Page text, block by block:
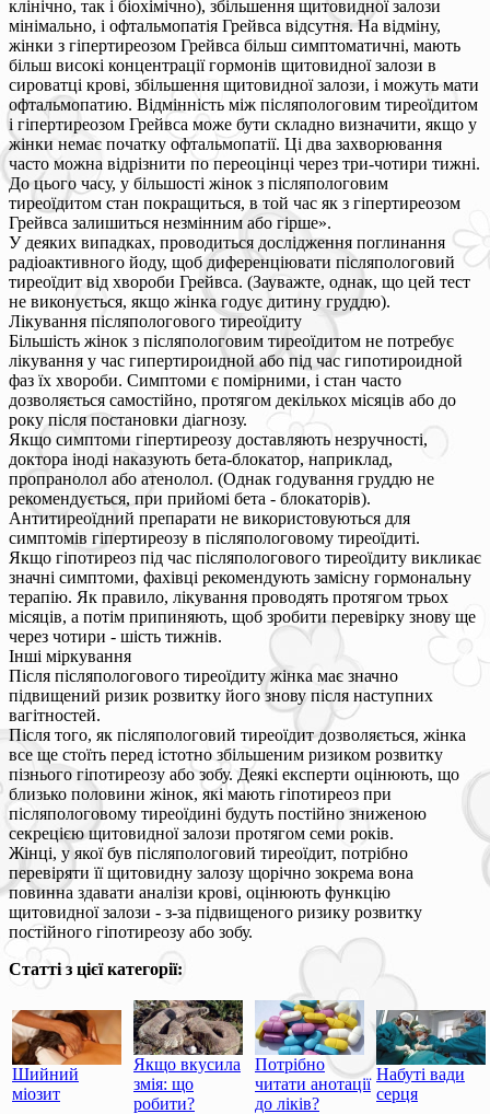
клінічно, так і біохімічно), збільшення щитовидної залози
мінімально, і офтальмопатія Грейвса відсутня. На відміну,
жінки з гіпертиреозом Грейвса більш симптоматичні, мають
більш високі концентрації гормонів щитовидної залози в
сироватці крові, збільшення щитовидної залози, і можуть мати
офтальмопатию. Відмінність між післяпологовим тиреоїдитом
і гіпертиреозом Грейвса може бути складно визначити, якщо у
жінки немає початку офтальмопатії. Ці два захворювання
часто можна відрізнити по переоцінці через три-чотири тижні.
До цього часу, у більшості жінок з післяпологовим
тиреоїдитом стан покращиться, в той час як з гіпертиреозом
Грейвса залишиться незмінним або гірше».
У деяких випадках, проводиться дослідження поглинання
радіоактивного йоду, щоб диференціювати післяпологовий
тиреоїдит від хвороби Грейвса. (Зауважте, однак, що цей тест
не виконується, якщо жінка годує дитину груддю).
Лікування післяпологового тиреоїдиту
Більшість жінок з післяпологовим тиреоїдитом не потребує
лікування у час гипертироидной або під час гипотироидной
фаз їх хвороби. Симптоми є помірними, і стан часто
дозволяється самостійно, протягом декількох місяців або до
року після постановки діагнозу.
Якщо симптоми гіпертиреозу доставляють незручності,
доктора іноді наказують бета-блокатор, наприклад,
пропранолол або атенолол. (Однак годування груддю не
рекомендується, при прийомі бета - блокаторів).
Антитиреоїдний препарати не використовуються для
симптомів гіпертиреозу в післяпологовому тиреоїдиті.
Якщо гіпотиреоз під час післяпологового тиреоїдиту викликає
значні симптоми, фахівці рекомендують замісну гормональну
терапію. Як правило, лікування проводять протягом трьох
місяців, а потім припиняють, щоб зробити перевірку знову ще
через чотири - шість тижнів.
Інші міркування
Після післяпологового тиреоїдиту жінка має значно
підвищений ризик розвитку його знову після наступних
вагітностей.
Після того, як післяпологовий тиреоїдит дозволяється, жінка
все ще стоїть перед істотно збільшеним ризиком розвитку
пізнього гіпотиреозу або зобу. Деякі експерти оцінюють, що
близько половини жінок, які мають гіпотиреоз при
післяпологовому тиреоїдині будуть постійно зниженою
секрецією щитовидної залози протягом семи років.
Жінці, у якої був післяпологовий тиреоїдит, потрібно
перевіряти її щитовидну залозу щорічно зокрема вона
повинна здавати аналізи крові, оцінюють функцію
щитовидної залози - з-за підвищеного ризику розвитку
постійного гіпотиреозу або зобу.
Статті з цієї категорії:
Шийний
міозит
Якщо вкусила
змія: що
робити?
Потрібно
читати анотації
до ліків?
Набуті вади
серця